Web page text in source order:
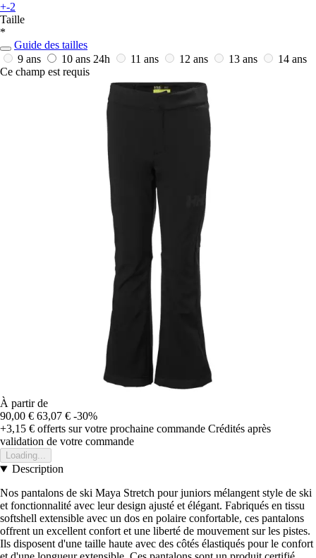
+-2
Taille
*
Guide des tailles
9 ans
10 ans 24h 11 ans 12 ans 13 ans
14 ans
Ce champ est requis
À partir de
90,00 € 63,07 € -30%
+3,15 € offerts sur votre prochaine commande Crédités après
validation de votre commande
Loading...
Description
Nos pantalons de ski Maya Stretch pour juniors mélangent style de ski
et fonctionnalité avec leur design ajusté et élégant. Fabriqués en tissu
softshell extensible avec un dos en polaire confortable, ces pantalons
offrent un excellent confort et une liberté de mouvement sur les pistes.
Ils disposent d'une taille haute avec des côtés élastiqués pour le confort